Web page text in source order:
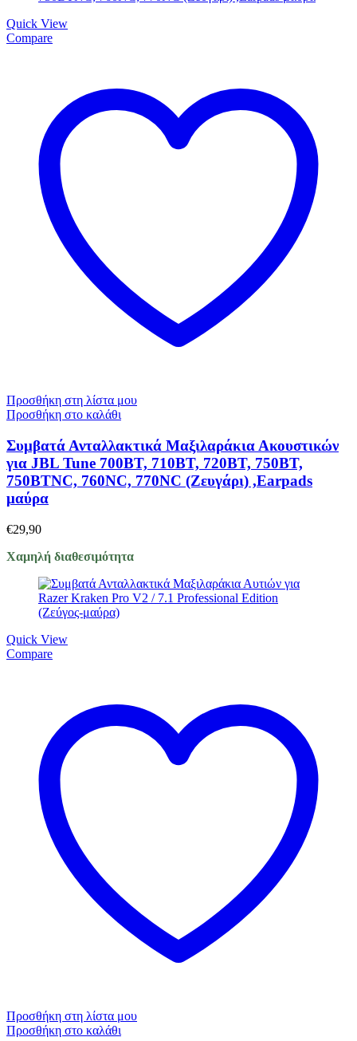
Quick View
Compare
Προσθήκη στη λίστα μου
Προσθήκη στο καλάθι
Συμβατά Ανταλλακτικά Μαξιλαράκια Ακουστικών
για JBL Tune 700BT, 710BT, 720BT, 750BT,
750BTNC, 760NC, 770NC (Ζευγάρι) ,Earpads
μαύρα
€29,90
Χαμηλή διαθεσιμότητα
Quick View
Compare
Προσθήκη στη λίστα μου
Προσθήκη στο καλάθι